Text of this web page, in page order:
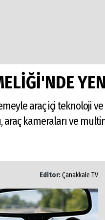
araç içi teknoloji
kameraları ve
Editor:Çanakkale TV